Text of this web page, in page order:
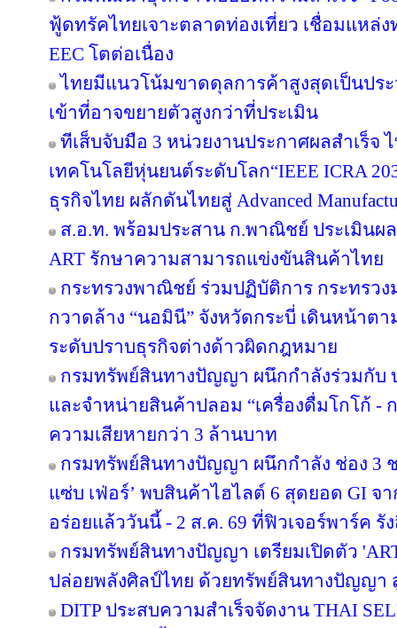
ฟู้ดทรัคไทยเจาะตลาดท่องเที่ยว เชื่อมแหล่ง
EEC โตต่อเนื่อง
ไทยมีแนวโน้มขาดดุลการค้าสูงสุดเป็นปร
เข้าที่อาจขยายตัวสูงกว่าที่ประเมิน
ทีเส็บจับมือ 3 หน่วยงานประกาศผลสำเร็จ
เทคโนโลยีหุ่นยนต์ระดับโลก“IEEE ICRA
ธุรกิจไทย ผลักดันไทยสู่ Advanced
ส.อ.ท. พร้อมประสาน ก.พาณิชย์ ประเมินผ
ART รักษาความสามารถแข่งขันสินค้าไทย
กระทรวงพาณิชย์ ร่วมปฏิบัติการ กระทรว
กวาดล้าง “นอมินี” จังหวัดกระบี่ เดินหน้าต
ระดับปราบธุรกิจต่างด้าวผิดกฎหมาย
กรมทรัพย์สินทางปัญญา ผนึกกำลังร่วมกับ
และจำหน่ายสินค้าปลอม “เครื่องดื่มโกโก้ -
ความเสียหายกว่า 3 ล้านบาท
กรมทรัพย์สินทางปัญญา ผนึกกำลัง ช่อง 3
แซ่บ เฟ่อร์’ พบสินค้าไฮไลต์ 6 สุดยอด GI จ
อร่อยแล้ววันนี้ - 2 ส.ค. 69 ที่ฟิวเจอร์พาร์ค รั
กรมทรัพย์สินทางปัญญา เตรียมเปิดตัว
ปล่อยพลังศิลป์ไทย ด้วยทรัพย์สินทางปัญญา
DITP ประสบความสำเร็จจัดงาน THAI